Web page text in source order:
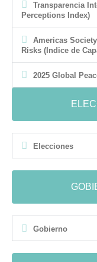
Transparencia
Perceptions Index)
Americas
Risks (Indice de
2025 Global
Elecciones
Gobierno